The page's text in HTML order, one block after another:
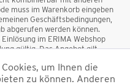
muss im Warenkorb eingeben
Geschäftsbedingungen,
abgerufen werden können.
im ERIMA Webshop
gültig. Das Angebot gilt
Rabatt ausgeschlossen. Der
oder Gutscheinen
um Ihnen die
zu können. Anderen